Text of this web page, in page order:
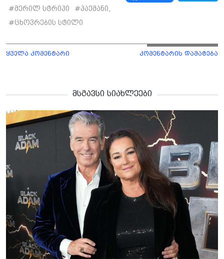
#მერილ სტრიპი #პაემანი,
#ცხოვრების სტილი
ყველა კომენტარი კომენტარის დამატება
მსგავსი სიახლეები